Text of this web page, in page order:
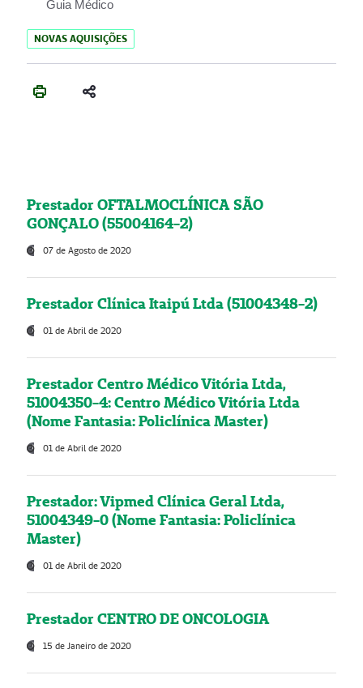
Guia Médico
NOVAS AQUISIÇÕES
Prestador OFTALMOCLÍNICA SÃO
GONÇALO (55004164-2)
07 de Agosto de 2020
Prestador Clínica Itaipú Ltda (51004348-2)
01 de Abril de 2020
Prestador Centro Médico Vitória Ltda,
51004350-4: Centro Médico Vitória Ltda
(Nome Fantasia: Policlínica Master)
01 de Abril de 2020
Prestador: Vipmed Clínica Geral Ltda,
51004349-0 (Nome Fantasia: Policlínica
Master)
01 de Abril de 2020
Prestador CENTRO DE ONCOLOGIA
15 de Janeiro de 2020